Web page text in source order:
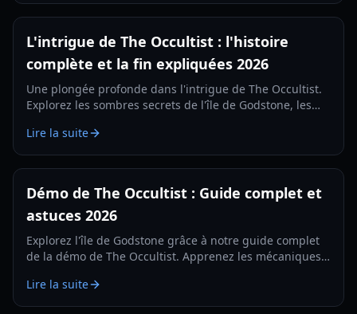
L'intrigue de The Occultist : l'histoire
complète et la fin expliquées 2026
Une plongée profonde dans l'intrigue de The Occultist.
Explorez les sombres secrets de l'île de Godstone, les
Lire la suite
Démo de The Occultist : Guide complet et
astuces 2026
Explorez l'île de Godstone grâce à notre guide complet
de la démo de The Occultist. Apprenez les mécaniques
de survie pour 2026.
Lire la suite